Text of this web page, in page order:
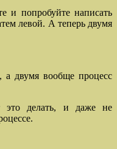
и попробуйте написать
левой. А теперь двумя
двумя вообще процесс
делать, и даже не